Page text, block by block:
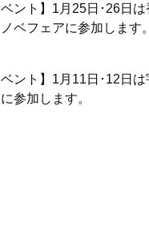
ベント】1月25日･26日
ベフェアに参加します。
ベント】1月11日･12日
参加します。